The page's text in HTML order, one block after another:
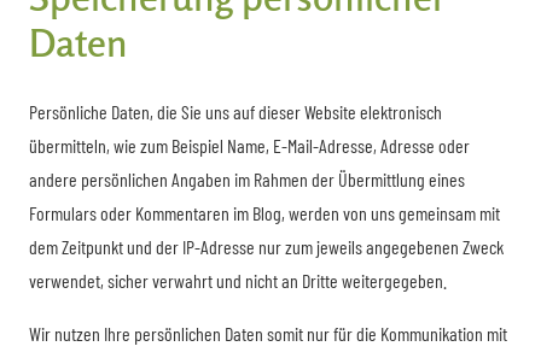
Daten
Persönliche Daten, die Sie uns auf dieser Website elektronisch
übermitteln, wie zum Beispiel Name, E-Mail-Adresse, Adresse oder
andere persönlichen Angaben im Rahmen der Übermittlung eines
Formulars oder Kommentaren im Blog, werden von uns gemeinsam mit
dem Zeitpunkt und der IP-Adresse nur zum jeweils angegebenen Zweck
verwendet, sicher verwahrt und nicht an Dritte weitergegeben.
Wir nutzen Ihre persönlichen Daten somit nur für die Kommunikation mit